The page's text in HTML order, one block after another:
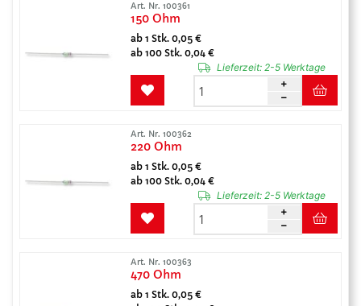
Art. Nr. 100361
150 Ohm
ab 1 Stk. 0,05 €
ab 100 Stk. 0,04 €
Lieferzeit:2-5 Werktage
Art. Nr. 100362
220 Ohm
ab 1 Stk. 0,05 €
ab 100 Stk. 0,04 €
Lieferzeit:2-5 Werktage
Art. Nr. 100363
470 Ohm
ab 1 Stk. 0,05 €